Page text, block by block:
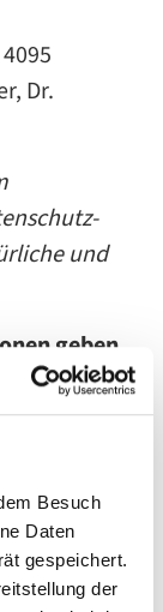
Besuch
Daten
gespeichert.
der
Dr.
und
geben
Daten
Einzelnen